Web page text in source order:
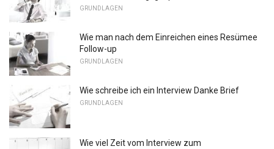
GRUNDLAGEN
Wie man nach dem Einreichen eines Resümee
Follow-up
GRUNDLAGEN
Wie schreibe ich ein Interview Danke Brief
GRUNDLAGEN
Wie viel Zeit vom Interview zum